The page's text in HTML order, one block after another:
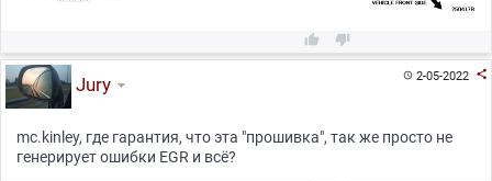
 
2-05-2022 
Jury
mc.kinley, где гарантия, что эта "прошивка", так же просто не
генерирует ошибки EGR и всё?